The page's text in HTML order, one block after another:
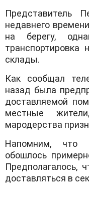
Представитель
недавнего
на берегу,
склады.
Как сообщал
назад была
доставляемой
местные
мародерства
Напомним, что
обошлось
Предполагалось,
доставляться в